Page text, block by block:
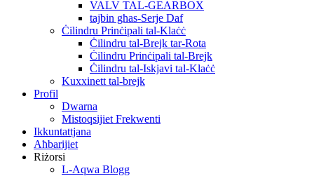
VALV TAL-GEARBOX
tajbin għas-Serje Daf
Ċilindru Prinċipali tal-Klaċċ
Ċilindru tal-Brejk tar-Rota
Ċilindru Prinċipali tal-Brejk
Ċilindru tal-Iskjavi tal-Klaċċ
Kuxxinett tal-brejk
Profil
Dwarna
Mistoqsijiet Frekwenti
Ikkuntattjana
Aħbarijiet
Riżorsi
L-Aqwa Blogg